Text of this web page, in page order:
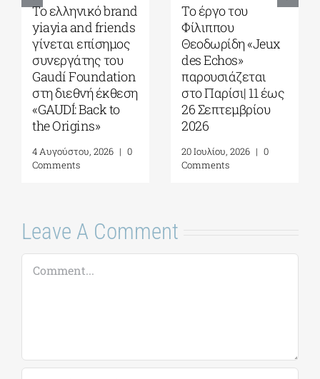
Ελληνική
Κοινότητα
Μελβούρνης|
Σεμινάριο με τον
Dr. Robert Nelson|
“What Made
Greeks so
anxious?”| 13
7 Αυγούστου, 2026
Η «Πρώτη αγάπη»
του Ιωάννη
Κονδυλάκη στους
Foyles!
6 Αυγούστου, 2026
Comments
Leave A Comment
Comment